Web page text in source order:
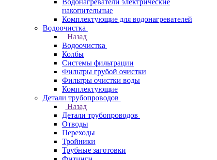
Водонагреватели электрические
накопительные
Комплектующие для водонагревателей
Водоочистка
Назад
Водоочистка
Колбы
Системы фильтрации
Фильтры грубой очистки
Фильтры очистки воды
Комплектующие
Детали трубопроводов
Назад
Детали трубопроводов
Отводы
Переходы
Тройники
Трубные заготовки